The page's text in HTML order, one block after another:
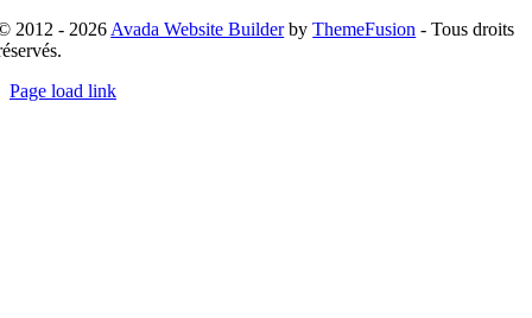
2012 - 2026 Avada Website BuilderbyThemeFusion - Tous droits
Page load link